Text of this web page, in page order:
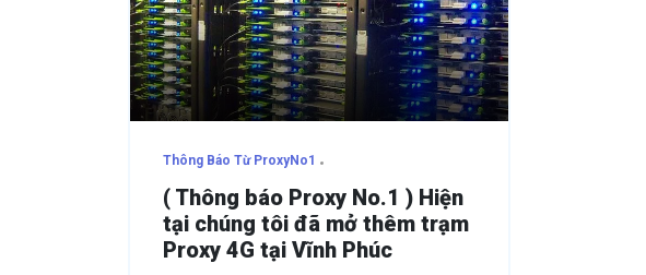
Thông Báo Từ ProxyNo1
( Thông báo Proxy No.1 ) Hiện
tại chúng tôi đã mở thêm trạm
Proxy 4G tại Vĩnh Phúc